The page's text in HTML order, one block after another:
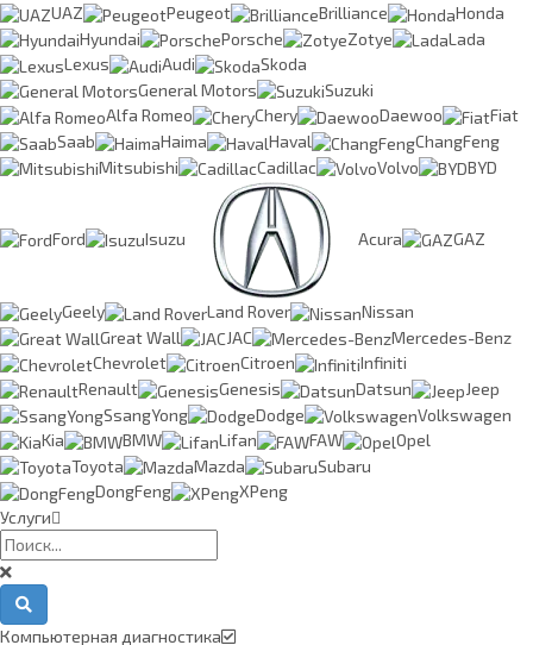
UAZ
Peugeot Brilliance
Honda
Hyundai
Porsche Zotye
Lada
Lexus
Audi
Skoda
General Motors
Suzuki
Alfa Romeo
Chery Daewoo
Fiat
Saab
Haima Haval
ChangFeng
Mitsubishi
Cadillac Volvo BYD
Ford Isuzu Acura GAZ
Geely Land Rover
Nissan
Great Wall
JAC
Mercedes-Benz
Chevrolet
Citroen
Infiniti
Renault
Genesis Datsun
Jeep
SsangYong
Dodge
Volkswagen
Kia
BMW Lifan FAW
Opel
Toyota
Mazda
Subaru
DongFeng
XPeng
Услуги
Компьютерная диагностика